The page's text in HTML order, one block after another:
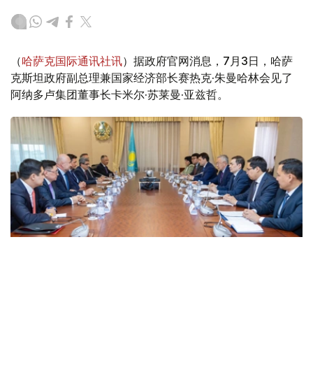
（哈萨克国际通讯社讯）据政府官网消息，7月3日，哈萨
克斯坦政府副总理兼国家经济部长赛热克·朱曼哈林会见了
阿纳多卢集团董事长卡米尔·苏莱曼·亚兹哲。